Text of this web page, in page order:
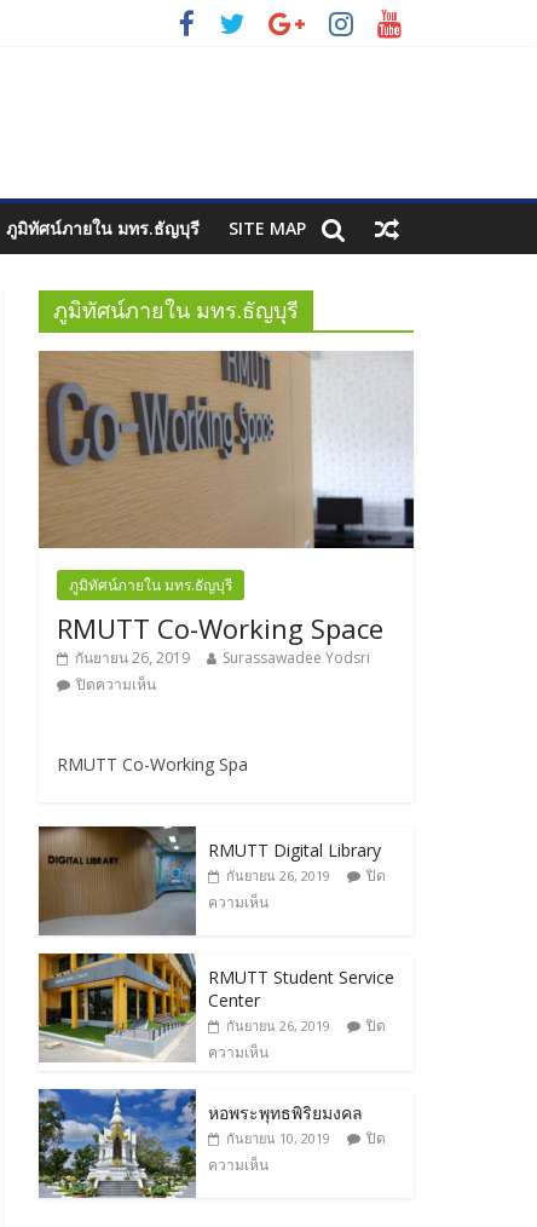
ภูมิทัศน์ภายใน มทร.ธัญบุรี SITE MAP
ภูมิทัศน์ภายใน มทร.ธัญบุรี
ภูมิทัศน์ภายใน มทร.ธัญบุรี
RMUTT Co-Working Space
กันยายน 26, 2019
Surassawadee Yodsri
ปิดความเห็น
RMUTT Co-Working Spa
RMUTT Digital Library
กันยายน 26, 2019
ปิด
ความเห็น
RMUTT Student Service
Center
กันยายน 26, 2019
ปิด
ความเห็น
หอพระพุทธพิริยมงคล
กันยายน 10, 2019
ปิด
ความเห็น